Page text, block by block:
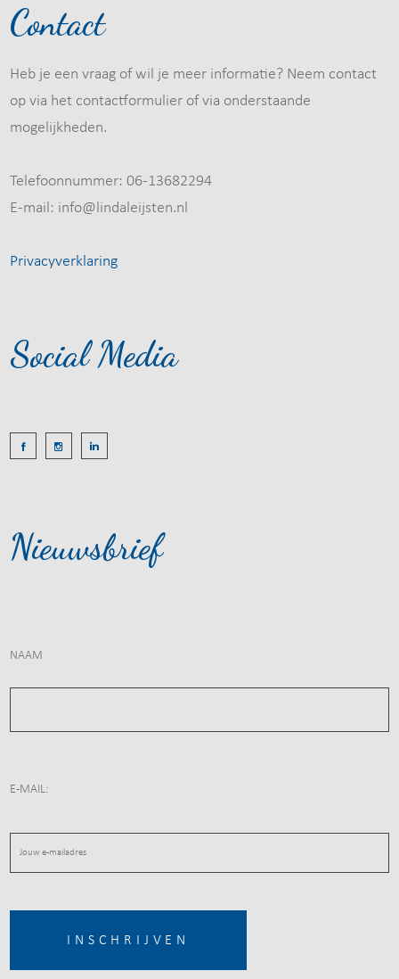
Contact
Heb je een vraag of wil je meer informatie? Neem contact
op via het contactformulier of via onderstaande
mogelijkheden.
Telefoonnummer: 06-13682294
E-mail: info@lindaleijsten.nl
Privacyverklaring
Social Media
Nieuwsbrief
NAAM
E-MAIL: